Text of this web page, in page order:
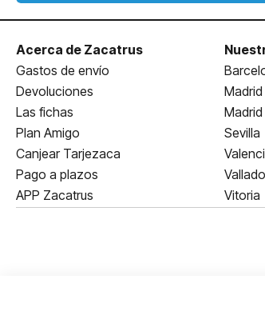
Acerca de Zacatrus
Gastos de envío
Devoluciones
Las fichas
Plan Amigo
Canjear Tarjezaca
Pago a plazos
APP Zacatrus
Sevilla
Vitoria